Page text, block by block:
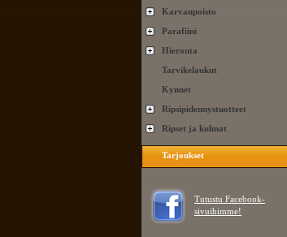
Karvanpoisto
Parafiini
Hieronta
Tarvikelaukut
Kynnet
Ripsipidennystuotteet
Ripset ja kulmat
Tarjoukset
Tutustu Facebook-
sivuihimme!